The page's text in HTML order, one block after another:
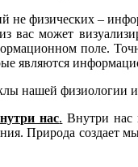
не физических –
может
поле.
являются
нашей
нас. Внутри нас
Природа